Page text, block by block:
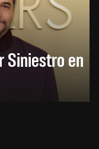
Siniestro en